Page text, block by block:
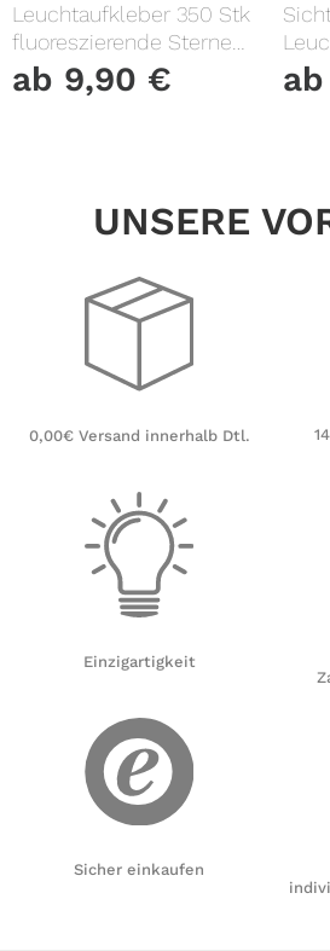
Leuchtaufkleber 350 Stk
fluoreszierende Sterne
und Punkte leuchten im
Dunklen Kinderzimmer
ab 9,90 € ab
UNSERE
0,00€ Versand innerhalb Dtl.
Einzigartigkeit
Sicher einkaufen